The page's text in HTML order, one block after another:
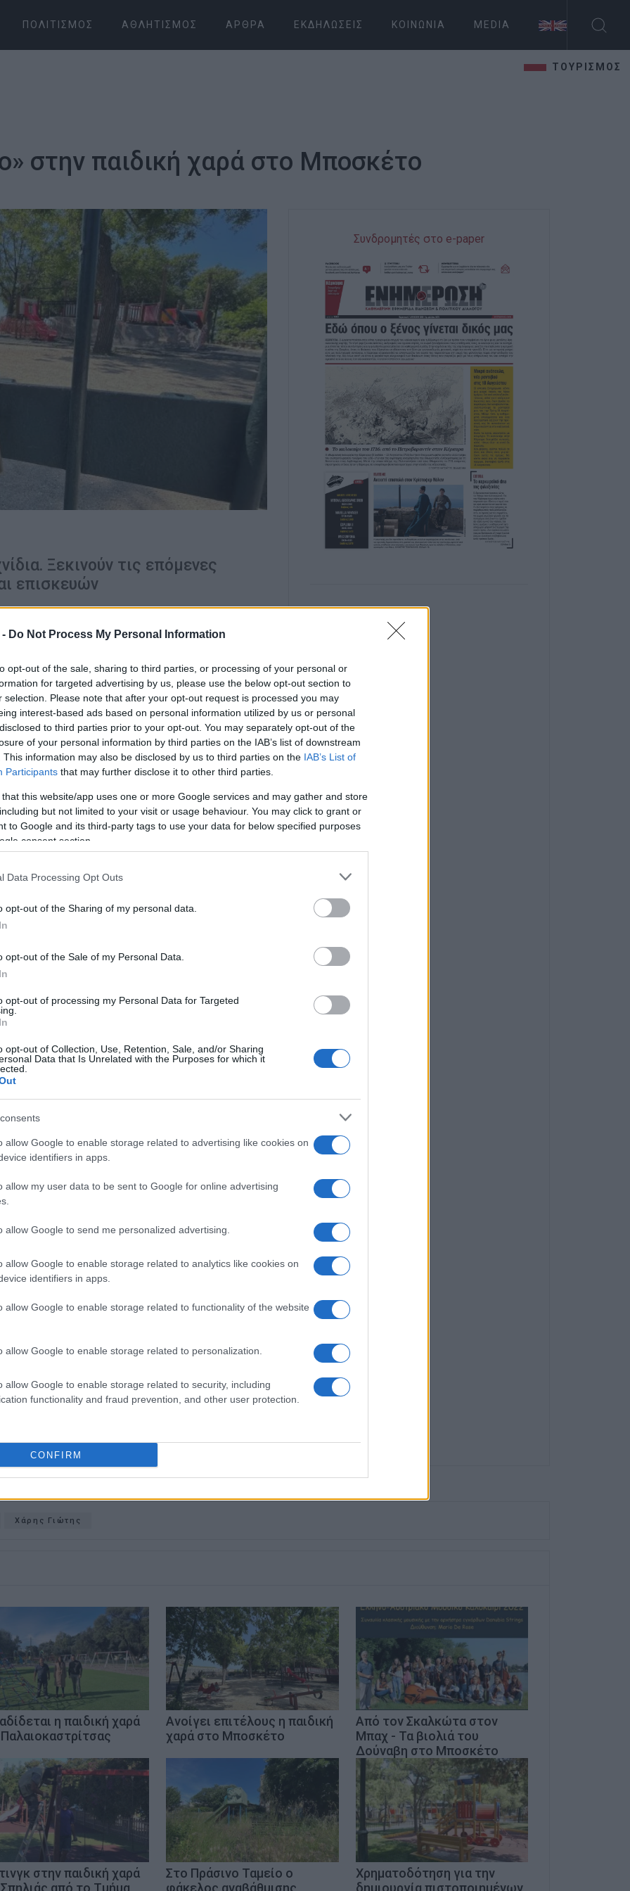
Do Not Process My Personal Information
opt-out of the sale, sharing to third parties, or processing of your personal or
for targeted advertising by us, please use the below opt-out section to
selection. Please note that after your opt-out request is processed you may
interest-based ads based on personal information utilized by us or personal
to third parties prior to your opt-out. You may separately opt-out of the
of your personal information by third parties on the IAB’s list of downstream
This information may also be disclosed by us to third parties on the IAB’s List of
Participants that may further disclose it to other third parties.
that this website/app uses one or more Google services and may gather and store
but not limited to your visit or usage behaviour. You may click to grant or
to Google and its third-party tags to use your data for below specified purposes
consent section.
Data Processing Opt Outs
opt-out of the Sharing of my personal data.
opt-out of the Sale of my Personal Data.
opt-out of processing my Personal Data for Targeted
opt-out of Collection, Use, Retention, Sale, and/or Sharing
Data that Is Unrelated with the Purposes for which it
allow Google to enable storage related to advertising like cookies on
identifiers in apps.
allow my user data to be sent to Google for online advertising
allow Google to send me personalized advertising.
allow Google to enable storage related to analytics like cookies on
identifiers in apps.
allow Google to enable storage related to functionality of the website
allow Google to enable storage related to personalization.
allow Google to enable storage related to security, including
functionality and fraud prevention, and other user protection.
CONFIRM
ΠΟΛΙΤΙΣΜΌΣ ΑΘΛΗΤΙΣΜΌΣ ΆΡΘΡΑ ΕΚΔΗΛΏΣΕΙΣ ΚΟΙΝΩΝΊΑ MEDIA
ΤΟΥΡΙΣΜΟΣ
στην παιδική χαρά στο Μποσκέτο
Ξεκινούν τις επόμενες
επισκευών
στην παιδική χαρά στο Μποσκέτο για
κλειστός μέχρι να πραγματοποιηθούν
ώστε η χρήση τους να είναι και πάλι ασφαλής.
μαζί τα παιδιά τους διαμαρτύρονταν για την
κινδύνους για την ασφάλεια των
κατασκευή στη μέση του χώρου, όπου τάβλες
σημείο έχουν μπει απαγορευτικές
συχνά – πυκνά στα μέσα κοινωνικής δικτύωσης,
μπροστά στο ορατό ενδεχόμενο ενός
την Αντιδημαρχία Καθημερινότητας που έχει
παιδικές χαρές του δήμου Κ. Κέρκυρας και μετά
κλείσιμο της παιδικής χαράς στο
συντηρηθούν τα παιχνίδια.
και της αυξημένης επισκεψιμότητάς του.
και γι’ αυτό τις επόμενες ημέρες θα
με πιστοποιημένα υλικά, ώστε να δοθεί ο χώρος
εντοπίζεται στην πιο μεγάλη, σύνθετη
δολιοφθορές που δεν δικαιολογούνται και γι’
στο χώρο για τις απογευματινές ώρες.
καθώς στο Μποσκέτο βρίσκονται υπάλληλοι
από νωρίς το απόγευμα μέχρι το κλείσιμό
θα γίνουν και σε τέσσερις ακόμη παιδικές
και στον Ύψο) όπου διαπιστώθηκαν και
Facebook
Συνδρομητές στο e-paper
Χάρης Γιώτης
η παιδική χαρά
Ανοίγει επιτέλους η παιδική
χαρά στο Μποσκέτο
Από τον Σκαλκώτα στον
Μπαχ - Τα βιολιά του
Δούναβη στο Μποσκέτο
στην παιδική χαρά
από το Τμήμα
Στο Πράσινο Ταμείο ο
φάκελος αναβάθμισης
Χρηματοδότηση για την
δημιουργία πιστοποιημένων